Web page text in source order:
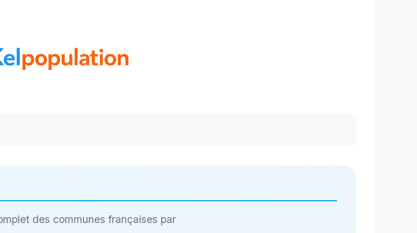
des communes françaises par